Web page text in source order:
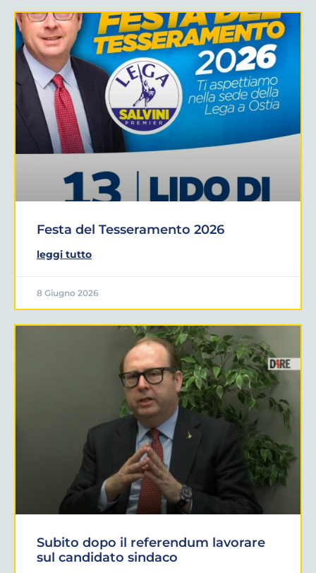
Festa del Tesseramento 2026
leggi tutto
8 Giugno 2026
Subito dopo il referendum lavorare
sul candidato sindaco